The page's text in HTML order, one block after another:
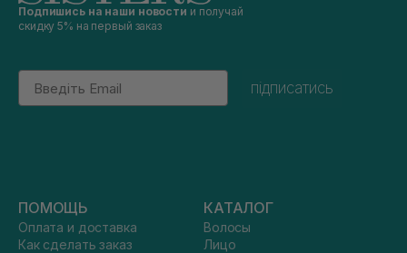
Подпишись на наши новости и получай
скидку 5% на первый заказ
Email
підписатись
ПОМОЩЬ
Оплата и доставка
Как сделать заказ
КАТАЛОГ
Волосы
Лицо